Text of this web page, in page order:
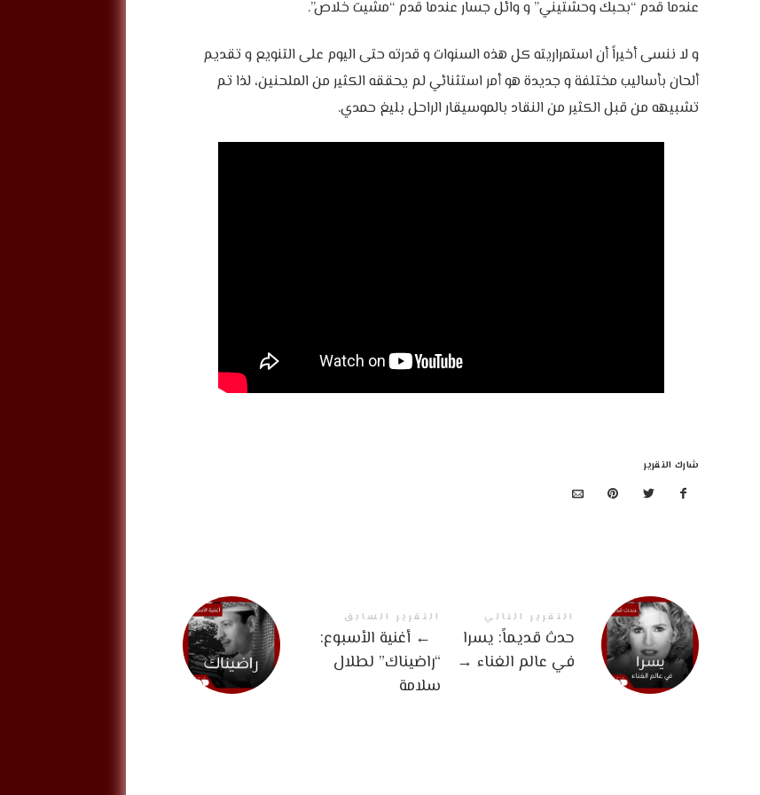
عندما قدم “بحبك وحشتيني” و وائل جسار عندما قدم “مشيت خلاص”.
و لا ننسى أخيراً أن استمراريته كل هذه السنوات و قدرته حتى اليوم على التنويع و تقديم
ألحان بأساليب مختلفة و جديدة هو أمر استثنائي لم يحققه الكثير من الملحنين، لذا تم
تشبيهه من قبل الكثير من النقاد بالموسيقار الراحل بليغ حمدي.
شارك التقرير
التقرير السابق
← أغنية الأسبوع:
“راضيناك” لطلال
سلامة
التقرير التالي
حدث قديماً: يسرا
في عالم الغناء →